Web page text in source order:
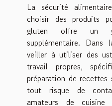
La sécurité
choisir des produits
gluten offre un
supplémentaire.
veiller à utiliser des
travail propres,
préparation de recettes
tout risque de
amateurs de cuisine